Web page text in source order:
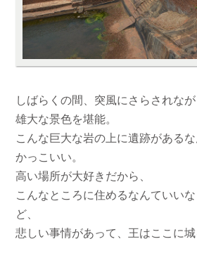
しばらくの間、突風にさらされなが
雄大な景色を堪能。
こんな巨大な岩の上に遺跡があるな
かっこいい。
高い場所が大好きだから、
こんなところに住めるなんていい
ど、
悲しい事情があって、王はここに城